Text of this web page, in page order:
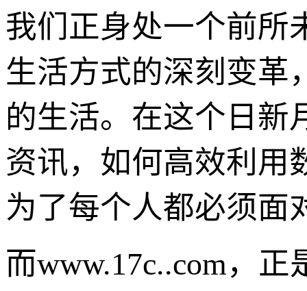
我们正身处一个前所
生活方式的深刻变革
的生活。在这个日新
资讯，如何高效利用
为了每个人都必须面
而www.17c..com，